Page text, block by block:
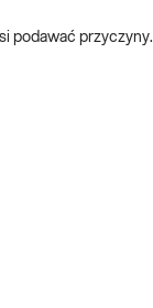
podawać przyczyny.